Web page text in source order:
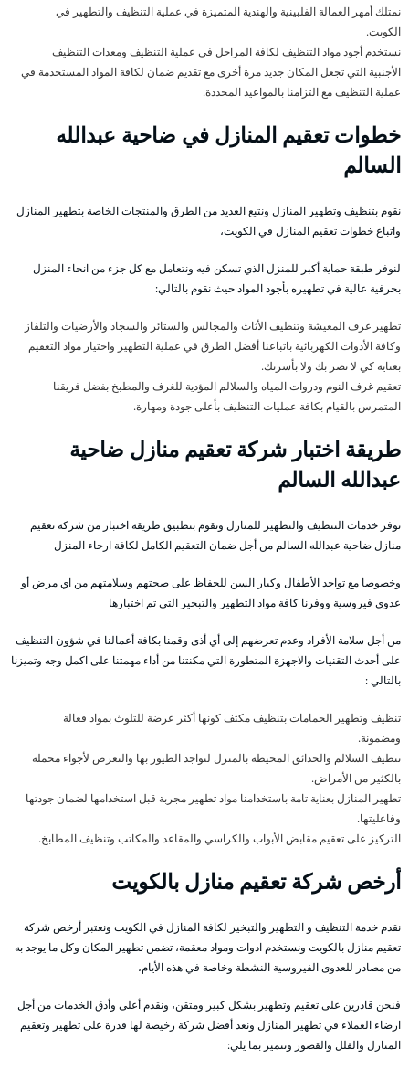
نمتلك أمهر العمالة الفلبينية والهندية المتميزة في عملية التنظيف والتطهير في
الكويت.
نستخدم أجود مواد التنظيف لكافة المراحل في عملية التنظيف ومعدات التنظيف
الأجنبية التي تجعل المكان جديد مرة أخرى مع تقديم ضمان لكافة المواد المستخدمة في
عملية التنظيف مع التزامنا بالمواعيد المحددة.
خطوات تعقيم المنازل في ضاحية عبدالله
السالم
نقوم بتنظيف وتطهير المنازل ونتبع العديد من الطرق والمنتجات الخاصة بتطهير المنازل
واتباع خطوات تعقيم المنازل في الكويت،
لنوفر طبقة حماية أكبر للمنزل الذي تسكن فيه ونتعامل مع كل جزء من انحاء المنزل
بحرفية عالية في تطهيره بأجود المواد حيث نقوم بالتالي:
تطهير غرف المعيشة وتنظيف الأثاث والمجالس والستائر والسجاد والأرضيات والتلفاز
وكافة الأدوات الكهربائية باتباعنا أفضل الطرق في عملية التطهير واختيار مواد التعقيم
بعناية كي لا تضر بك ولا بأسرتك.
تعقيم غرف النوم ودروات المياه والسلالم المؤدية للغرف والمطبخ بفضل فريقنا
المتمرس بالقيام بكافة عمليات التنظيف بأعلى جودة ومهارة.
طريقة اختبار شركة تعقيم منازل ضاحية
عبدالله السالم
نوفر خدمات التنظيف والتطهير للمنازل ونقوم بتطبيق طريقة اختبار من شركة تعقيم
منازل ضاحية عبدالله السالم من أجل ضمان التعقيم الكامل لكافة ارجاء المنزل
وخصوصا مع تواجد الأطفال وكبار السن للحفاظ على صحتهم وسلامتهم من اي مرض أو
عدوى فيروسية ووفرنا كافة مواد التطهير والتبخير التي تم اختبارها
من أجل سلامة الأفراد وعدم تعرضهم إلى أي أذى وقمنا بكافة أعمالنا في شؤون التنظيف
على أحدث التقنيات والاجهزة المتطورة التي مكنتنا من أداء مهمتنا على اكمل وجه وتميزنا
بالتالي :
تنظيف وتطهير الحمامات بتنظيف مكثف كونها أكثر عرضة للتلوث بمواد فعالة
ومضمونة.
تنظيف السلالم والحدائق المحيطة بالمنزل لتواجد الطيور بها والتعرض لأجواء محملة
بالكثير من الأمراض.
تطهير المنازل بعناية تامة باستخدامنا مواد تطهير مجربة قبل استخدامها لضمان جودتها
وفاعليتها.
التركيز على تعقيم مقابض الأبواب والكراسي والمقاعد والمكاتب وتنظيف المطابخ.
أرخص شركة تعقيم منازل بالكويت
نقدم خدمة التنظيف و التطهير والتبخير لكافة المنازل في الكويت ونعتبر أرخص شركة
تعقيم منازل بالكويت ونستخدم ادوات ومواد معقمة، تضمن تطهير المكان وكل ما يوجد به
من مصادر للعدوى الفيروسية النشطة وخاصة في هذه الأيام،
فنحن قادرين على تعقيم وتطهير بشكل كبير ومتقن، ونقدم أعلى وأدق الخدمات من أجل
ارضاء العملاء في تطهير المنازل ونعد أفضل شركة رخيصة لها قدرة على تطهير وتعقيم
المنازل والفلل والقصور ونتميز بما يلي: